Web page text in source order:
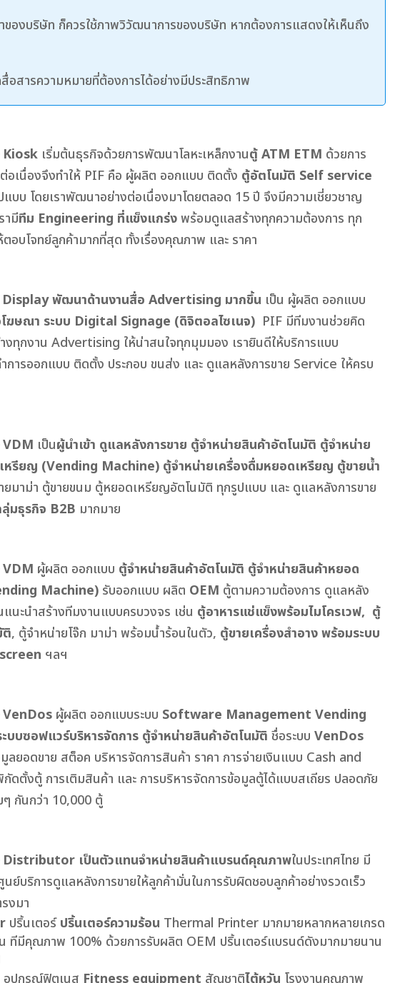
ของบริษัท ก็ควรใช้ภาพวิวัฒนาการของบริษัท หากต้องการแสดงให้เห็นถึง
สารความหมายที่ต้องการได้อย่างมีประสิทธิภาพ
Kiosk เริ่มต้นธุรกิจด้วยการพัฒนาโลหะเหล็กงานตู้ ATM ETM ด้วยการ
เนื่องจึงทำให้ PIF คือ ผู้ผลิต ออกแบบ ติดตั้ง ตู้อัตโนมัติ Self service
แบบ โดยเราพัฒนาอย่างต่อเนื่องมาโดยตลอด 15 ปี จึงมีความเชี่ยวชาญ
ามีทีม Engineering ที่แข็งแกร่งพร้อมดูแลสร้างทุกความต้องการ ทุก
อบโจทย์ลูกค้ามากที่สุด ทั้งเรื่องคุณภาพ และ ราคา
Display พัฒนาด้านงานสื่อ Advertising มากขึ้น เป็น ผู้ผลิต ออกแบบ
โฆษณา ระบบ Digital Signage (ดิจิตอลไซเนจ) PIF มีทีมงานช่วยคิด
งทุกงาน Advertising ให้น่าสนใจทุกมุมมอง เรายินดีให้บริการแบบ
การออกแบบ ติดตั้ง ประกอบ ขนส่ง และ ดูแลหลังการขาย Service ให้ครบ
เป็นผู้นำเข้า ดูแลหลังการขาย ตู้จำหน่ายสินค้าอัตโนมัติ ตู้จำหน่าย
หรียญ (Vending Machine) ตู้จำหน่ายเครื่องดื่มหยอดเหรียญ ตู้ขายน้ำ
ยมาม่า ตู้ขายขนม ตู้หยอดเหรียญอัตโนมัติ ทุกรูปแบบ และ ดูแลหลังการขาย
มธุรกิจ B2B มากมาย
ผู้ผลิต ออกแบบ ตู้จำหน่ายสินค้าอัตโนมัติ ตู้จำหน่ายสินค้าหยอด
Machine) รับออกแบบ ผลิต OEM ตู้ตามความต้องการ ดูแลหลัง
นะนำสร้างทีมงานแบบครบวงจร เช่น ตู้อาหารแช่แข็งพร้อมไมโครเวฟ, ตู้
ติ, ตู้จำหน่ายโจ๊ก มาม่า พร้อมน้ำร้อนในตัว, ตู้ขายเครื่องสำอาง พร้อมระบบ
ฯลฯ
VenDos ผู้ผลิต ออกแบบระบบ Software Management Vending
ะบบซอฟแวร์บริหารจัดการ ตู้จำหน่ายสินค้าอัตโนมัติ ชื่อระบบVenDos
ลยอดขาย สต็อค บริหารจัดการสินค้า ราคา การจ่ายเงินแบบ Cash and
ดตั้งตู้ การเติมสินค้า และ การบริหารจัดการข้อมูลตู้ได้แบบสเถียร ปลอดภัย
กันกว่า 10,000 ตู้
Distributor เป็นตัวแทนจำหน่ายสินค้าแบรนด์คุณภาพในประเทศไทย มี
นย์บริการดูแลหลังการขายให้ลูกค้ามั่นในการรับผิดชอบลูกค้าอย่างรวดเร็ว
งมา
ปริ้นเตอร์ปริ้นเตอร์ความร้อน Thermal Printer มากมายหลากหลายเกรด
ทีมีคุณภาพ 100% ด้วยการรับผลิต OEM ปริ้นเตอร์แบรนด์ดังมากมายนาน
อุปกรณ์ฟิตเนส Fitness equipment สัญชาติไต้หวัน โรงงานคุณภาพ